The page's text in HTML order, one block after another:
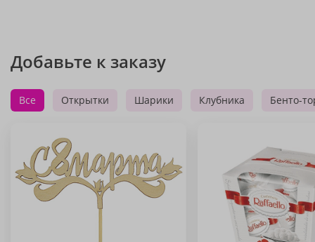
Добавьте к заказу
Все Открытки Шарики Клубника Бенто-